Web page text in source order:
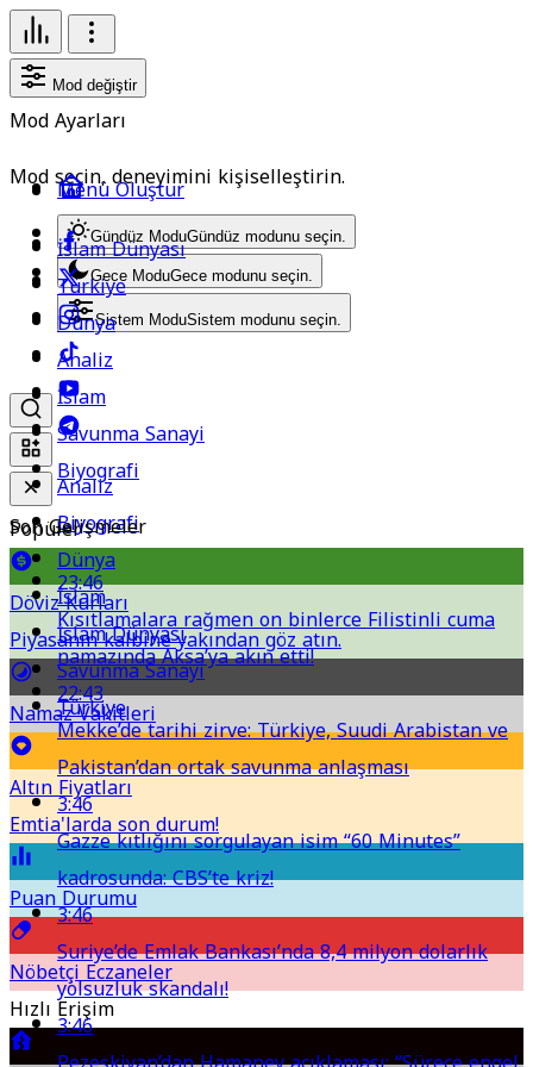
Mod değiştir
Mod Ayarları
Mod seçin, deneyimini kişiselleştirin.
Gündüz ModuGündüz modunu seçin.
Gece ModuGece modunu seçin.
Sistem ModuSistem modunu seçin.
Popüler
Döviz Kurları
Piyasanın kalbine yakından göz atın.
Namaz Vakitleri
Altın Fiyatları
Emtia'larda son durum!
Puan Durumu
Nöbetçi Eczaneler
Hızlı Erişim
Menü Oluştur
Analiz
Biyografi
Dünya
İslam
İslam Dünyası
Savunma Sanayi
Türkiye
İslam Dünyası
Türkiye
Dünya
Analiz
İslam
Savunma Sanayi
Biyografi
Son Gelişmeler
23:46
Kısıtlamalara rağmen on binlerce Filistinli cuma
namazında Aksa’ya akın etti!
22:43
Mekke’de tarihi zirve: Türkiye, Suudi Arabistan ve
Pakistan’dan ortak savunma anlaşması
3:46
Gazze kıtlığını sorgulayan isim “60 Minutes”
kadrosunda: CBS’te kriz!
3:46
Suriye’de Emlak Bankası’nda 8,4 milyon dolarlık
yolsuzluk skandalı!
3:46